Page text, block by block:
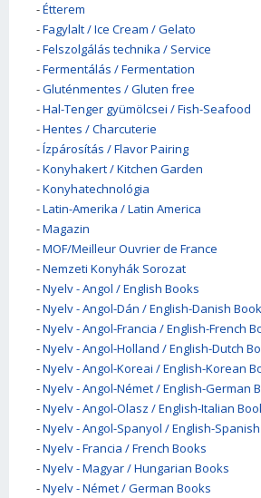
-Étterem
-Fagylalt / Ice Cream / Gelato
-Felszolgálás technika / Service
-Fermentálás / Fermentation
-Gluténmentes / Gluten free
-Hal-Tenger gyümölcsei / Fish-Seafood
-Hentes / Charcuterie
-Ízpárosítás / Flavor Pairing
-Konyhakert / Kitchen Garden
-Konyhatechnológia
-Latin-Amerika / Latin America
-Magazin
-MOF/Meilleur Ouvrier de France
-Nemzeti Konyhák Sorozat
-Nyelv - Angol / English Books
-Nyelv - Angol-Dán / English-Danish
-Nyelv - Angol-Francia / English-French
-Nyelv - Angol-Holland / English-Dutch
-Nyelv - Angol-Koreai / English-Korean
-Nyelv - Angol-Német / English-German
-Nyelv - Angol-Olasz / English-Italian
-Nyelv - Angol-Spanyol / English-
-Nyelv - Francia / French Books
-Nyelv - Magyar / Hungarian Books
-Nyelv - Német / German Books